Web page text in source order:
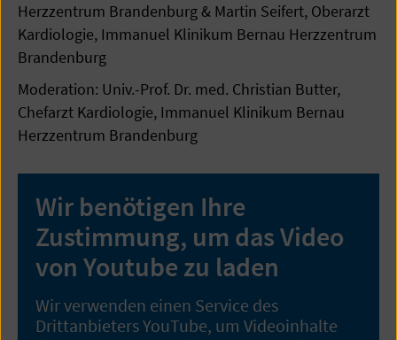
Herzzentrum Brandenburg & Martin Seifert, Oberarzt
Kardiologie, Immanuel Klinikum Bernau Herzzentrum
Brandenburg
Moderation: Univ.-Prof. Dr. med. Christian Butter,
Chefarzt Kardiologie, Immanuel Klinikum Bernau
Herzzentrum Brandenburg
Wir benötigen Ihre
Zustimmung, um das Video
von Youtube zu laden
Wir verwenden einen Service des
Drittanbieters YouTube, um Videoinhalte